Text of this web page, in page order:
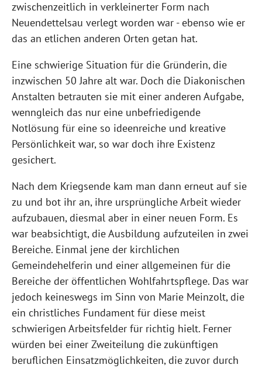
zwischenzeitlich in verkleinerter Form nach
Neuendettelsau verlegt worden war - ebenso wie er
das an etlichen anderen Orten getan hat.
Eine schwierige Situation für die Gründerin, die
inzwischen 50 Jahre alt war. Doch die Diakonischen
Anstalten betrauten sie mit einer anderen Aufgabe,
wenngleich das nur eine unbefriedigende
Notlösung für eine so ideenreiche und kreative
Persönlichkeit war, so war doch ihre Existenz
gesichert.
Nach dem Kriegsende kam man dann erneut auf sie
zu und bot ihr an, ihre ursprüngliche Arbeit wieder
aufzubauen, diesmal aber in einer neuen Form. Es
war beabsichtigt, die Ausbildung aufzuteilen in zwei
Bereiche. Einmal jene der kirchlichen
Gemeindehelferin und einer allgemeinen für die
Bereiche der öffentlichen Wohlfahrtspflege. Das war
jedoch keineswegs im Sinn von Marie Meinzolt, die
ein christliches Fundament für diese meist
schwierigen Arbeitsfelder für richtig hielt. Ferner
würden bei einer Zweiteilung die zukünftigen
beruflichen Einsatzmöglichkeiten, die zuvor durch